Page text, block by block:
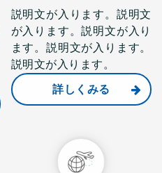
説明文が入ります。説明文
が入ります。説明文が入り
ます。説明文が入ります。
説明文が入ります。
詳しくみる